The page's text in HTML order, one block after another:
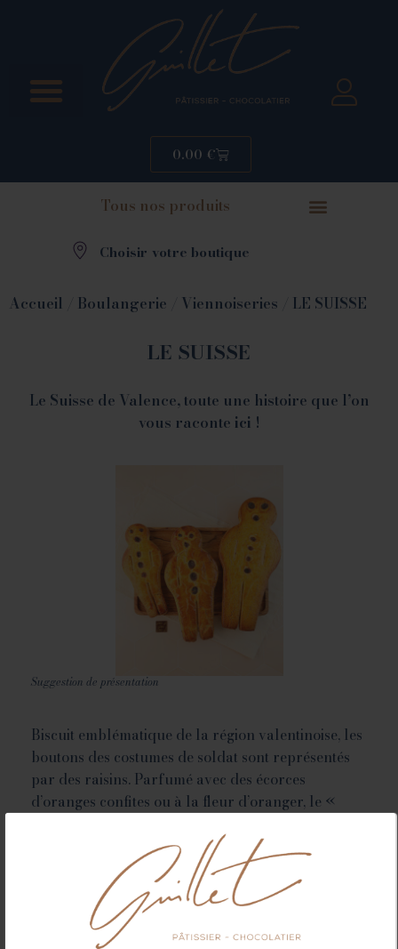
0.00 €
Tous nos produits
Choisir votre boutique
Accueil Boulangerie Viennoiseries / LE SUISSE
LE SUISSE
Le Suisse de Valence, toute une histoire que l’on
vous raconte ici !
Suggestion de présentation
Biscuit emblématique de la région valentinoise, les
boutons des costumes de soldat sont représentés
par des raisins. Parfumé avec des écorces
d’oranges confites ou à la fleur d’oranger, le «
Anniversaire, Message… Pour une plaque
personnalisée, retrouvez nos offres dans la
catégorieDécoration.
A partir de 7.90€